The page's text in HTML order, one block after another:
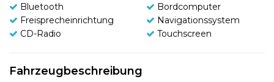
Bluetooth
Bordcomputer
Freisprecheinrichtung
Navigationssystem
CD-Radio
Touchscreen
Fahrzeugbeschreibung